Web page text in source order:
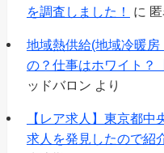
を調査しました！
に
地域熱供給(地域冷暖
の？仕事はホワイト？
ッドバロン より
【レア求人】東京都
求人を発見したので紹